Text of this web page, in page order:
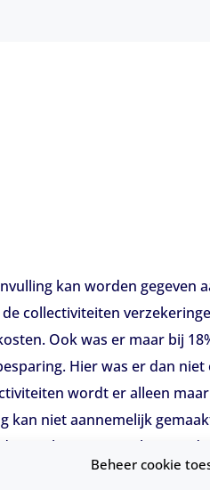
Beheer cookie
kan worden gegeven
collectiviteiten
Ook was er maar bij
Hier was er dan niet
wordt er alleen
kan niet aannemelijk
Zvw-kosten. Lees hier